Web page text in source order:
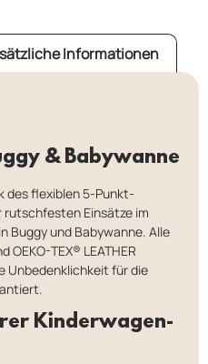
Informationen
& Babywanne
des flexiblen 5-Punkt-
Einsätze im
Buggy und Babywanne. Alle
TEX® LEATHER
Unbedenklichkeit für die
Kinderwagen-